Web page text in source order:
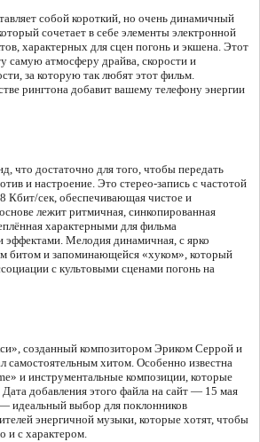
собой короткий, но очень динамичный
сочетает в себе элементы электронной
характерных для сцен погонь и экшена. Этот
самую атмосферу драйва, скорости и
за которую так любят этот фильм.
рингтона добавит вашему телефону энергии
что достаточно для того, чтобы передать
и настроение. Это стерео-запись с частотой
Кбит/сек, обеспечивающая чистое и
лежит ритмичная, синкопированная
характерными для фильма
эффектами. Мелодия динамичная, с ярко
битом и запоминающейся «хуком», который
с культовыми сценами погонь на
созданный композитором Эриком Серрой и
самостоятельным хитом. Особенно известна
и инструментальные композиции, которые
Дата добавления этого файла на сайт — 15 мая
идеальный выбор для поклонников
энергичной музыки, которые хотят, чтобы
и с характером.